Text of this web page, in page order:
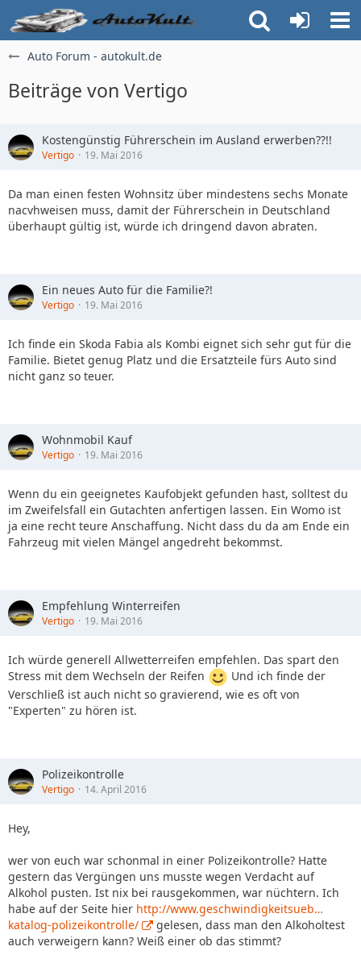
Auto Forum - autokult.de
Beiträge von Vertigo
Kostengünstig Führerschein im Ausland erwerben??!!
Vertigo 19. Mai 2016
Da man einen festen Wohnsitz über mindestens sechs Monate
nacvhweisen muss, damit der Führerschein in Deutschland
überhaupt gültig ist, würde ich dringend davon abraten.
Ein neues Auto für die Familie?!
Vertigo 19. Mai 2016
Ich finde ein Skoda Fabia als Kombi eignet sich sehr gut für die
Familie. Bietet genug Platz und die Ersatzteile fürs Auto sind
nicht ganz so teuer.
Wohnmobil Kauf
Vertigo 19. Mai 2016
Wenn du ein geeignetes Kaufobjekt gefunden hast, solltest du
im Zweifelsfall ein Gutachten anfertigen lassen. Ein Womo ist
ja eine recht teure Anschaffung. Nicht dass du da am Ende ein
Fahrzeug mit vielen Mängel angedreht bekommst.
Empfehlung Winterreifen
Vertigo 19. Mai 2016
Ich würde generell Allwetterreifen empfehlen. Das spart den
Stress mit dem Wechseln der Reifen
Und ich finde der
Verschließ ist auch nicht so gravierend, wie es oft von
"Experten" zu hören ist.
Polizeikontrolle
Vertigo 14. April 2016
Hey,
wer von euch war schonmal in einer Polizeikontrolle? Hatte
gestern das Vergüngen uns musste wegen Verdacht auf
Alkohol pusten. Ist nix bei rausgekommen, war nüchtern. Ich
habe auf der Seite hier http://www.geschwindigkeitsueb…
katalog-polizeikontrolle/
gelesen, dass man den Alkoholtest
auch verweigern kann? Weiß einer ob das stimmt?